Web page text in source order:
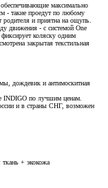
максимально
- такие проедут по любому
родителя и приятна на ощупь.
движения - с системой One
коляску одним
закрытая текстильная
дождевик и антимоскитная
INDIGO по лучшим ценам.
и в страны СНГ, возможен
+ экокожа